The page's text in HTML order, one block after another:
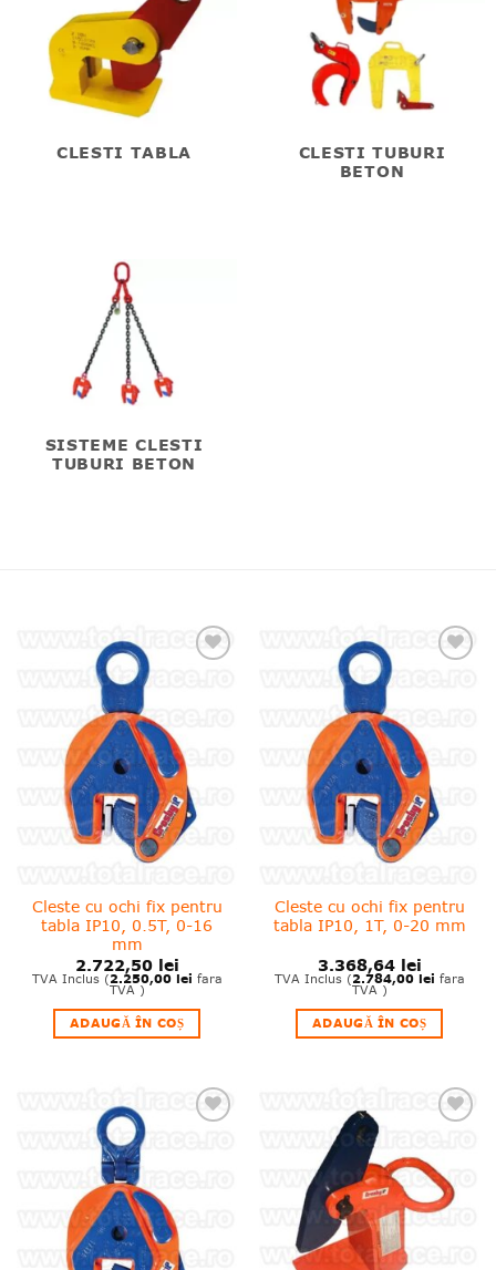
CLESTI TABLA
CLESTI TUBURI
BETON
SISTEME CLESTI
TUBURI BETON
Cleste cu ochi fix pentru
tabla IP10, 0.5T, 0-16
mm
2.722,50 lei
TVA Inclus (2.250,00 lei fara
TVA )
ADAUGĂ ÎN COȘ
Cleste cu ochi fix pentru
tabla IP10, 1T, 0-20 mm
3.368,64 lei
TVA Inclus (2.784,00 lei fara
TVA )
ADAUGĂ ÎN COȘ
Adauga
in
wishlist!